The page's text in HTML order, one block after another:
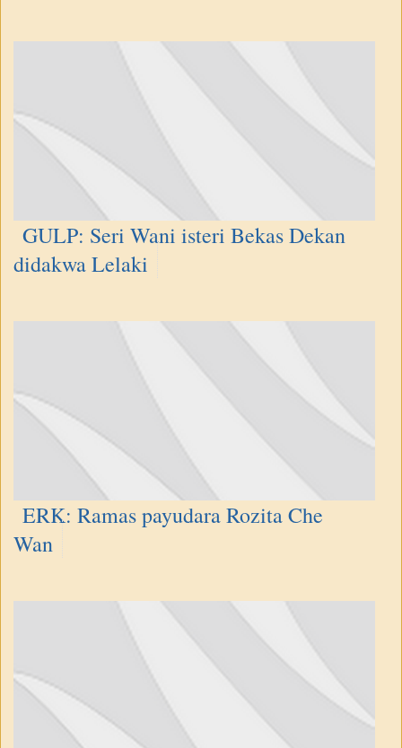
GULP: Seri Wani isteri Bekas Dekan
didakwa Lelaki
ERK: Ramas payudara Rozita Che
Wan